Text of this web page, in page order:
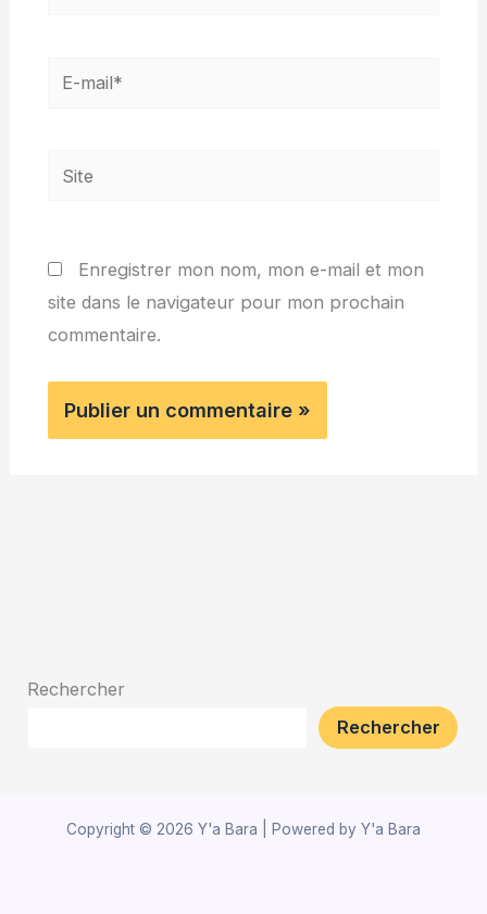
E-
Site
Enregistrer mon nom, mon e-mail et mon
site dans le navigateur pour mon prochain
commentaire.
Rechercher
Rechercher
Copyright © 2026 Y'a Bara | Powered by Y'a Bara